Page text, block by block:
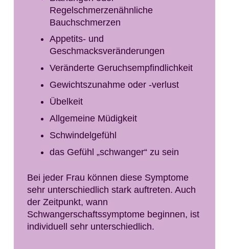
Regelschmerzenähnliche
Bauchschmerzen
Appetits- und
Geschmacksveränderungen
Veränderte Geruchsempfindlichkeit
Gewichtszunahme oder -verlust
Übelkeit
Allgemeine Müdigkeit
Schwindelgefühl
das Gefühl „schwanger“ zu sein
Bei jeder Frau können diese Symptome
sehr unterschiedlich stark auftreten. Auch
der Zeitpunkt, wann
Schwangerschaftssymptome beginnen, ist
individuell sehr unterschiedlich.